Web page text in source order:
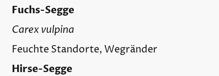
Fuchs-Segge
Carex vulpina
Feuchte Standorte, Wegränder
Hirse-Segge